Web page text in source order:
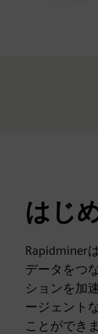
はじ
Rapidminer
データをつ
ションを加
ージェント
ことができま